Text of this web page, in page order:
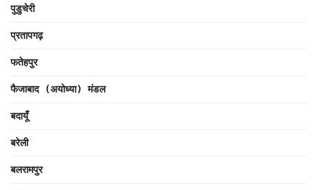
पुडुचेरी
प्रतापगढ़
फतेहपुर
फैजाबाद (अयोध्या) मंडल
बदायूँ
बरेली
बलरामपुर